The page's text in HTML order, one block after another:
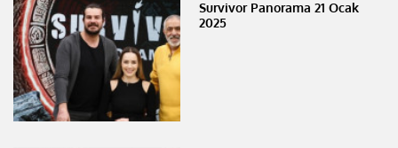
Survivor Panorama 21 Ocak
2025